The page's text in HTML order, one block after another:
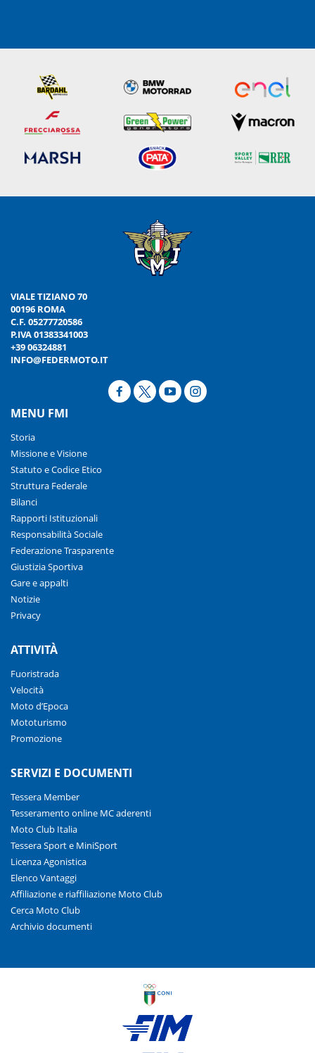
VIALE TIZIANO 70
00196 ROMA
C.F. 05277720586
P.IVA 01383341003
+39 06324881
INFO@FEDERMOTO.IT
MENU FMI
Storia
Missione e Visione
Statuto e Codice Etico
Struttura Federale
Bilanci
Rapporti Istituzionali
Responsabilità Sociale
Federazione Trasparente
Giustizia Sportiva
Gare e appalti
Notizie
Privacy
ATTIVITÀ
Fuoristrada
Velocità
Moto d’Epoca
Mototurismo
Promozione
SERVIZI E DOCUMENTI
Tessera Member
Tesseramento online MC aderenti
Moto Club Italia
Tessera Sport e MiniSport
Licenza Agonistica
Elenco Vantaggi
Affiliazione e riaffiliazione Moto Club
Cerca Moto Club
Archivio documenti